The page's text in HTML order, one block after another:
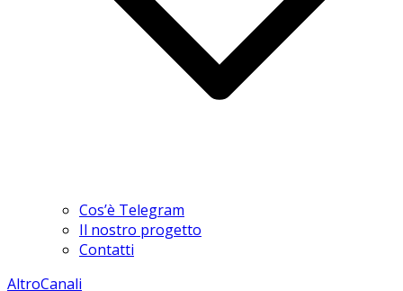
Cos’è Telegram
Il nostro progetto
Contatti
AltroCanali